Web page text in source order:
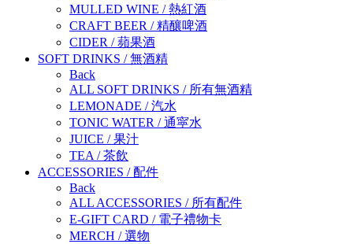
MULLED WINE /熱紅酒
CRAFT BEER /精釀啤酒
CIDER /蘋果酒
SOFT DRINKS /無酒精
Back
ALL SOFT DRINKS / 所有無酒精
LEMONADE /汽水
TONIC WATER /通寜水
JUICE /果汁
TEA /茶飲
ACCESSORIES /配件
Back
ALL ACCESSORIES / 所有配件
E-GIFT CARD / 電子禮物卡
MERCH /選物